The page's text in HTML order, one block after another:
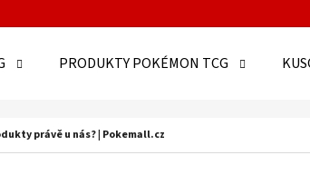
PRODUKTY POKÉMON TCG
právě u nás? | Pokemall.cz